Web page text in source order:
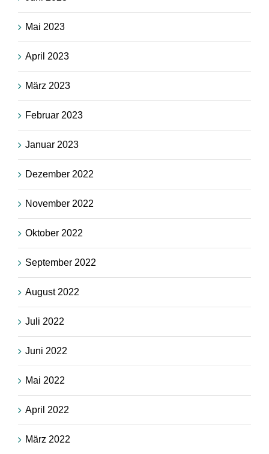
Mai 2023
April 2023
März 2023
Februar 2023
Januar 2023
Dezember 2022
November 2022
Oktober 2022
September 2022
August 2022
Juli 2022
Juni 2022
Mai 2022
April 2022
März 2022